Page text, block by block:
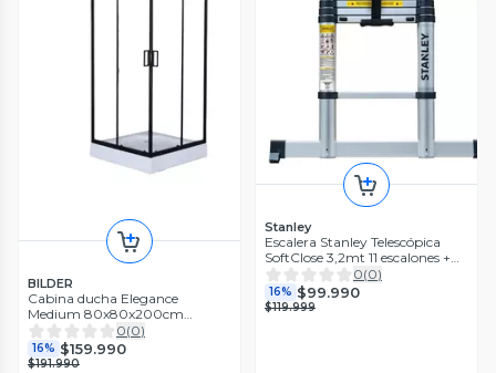
BILDER
Cabina ducha Elegance
Medium 80x80x200cm
cuadrada negra.
0(0)
16% $159.990
$191.990
Stanley
Escalera Stanley Telescópica
SoftClose 3,2mt 11 escalones +
estabilizador
0(0)
16% $99.990
$119.999